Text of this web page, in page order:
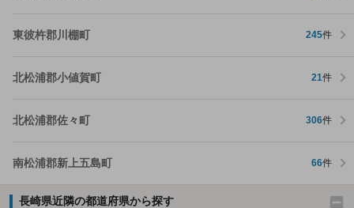
東彼杵郡川棚町 245件
北松浦郡小値賀町 21件
北松浦郡佐々町 306件
南松浦郡新上五島町 66件
長崎県近隣の都道府県から探す